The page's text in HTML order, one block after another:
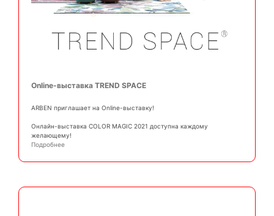
Online-выставка TREND SPACE
ARBEN приглашает на Online-выставку!
Онлайн-выставка COLOR MAGIC 2021 доступна каждому
желающему!
Подробнее